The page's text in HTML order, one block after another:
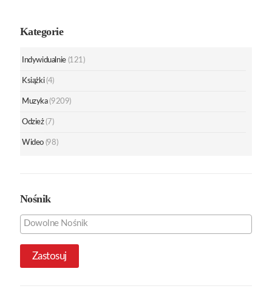
Kategorie
Indywidualnie (121)
Książki (4)
Muzyka (9209)
Odzież (7)
Wideo (98)
Nośnik
Zastosuj